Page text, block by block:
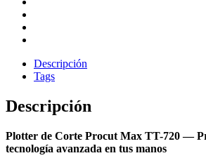
Descripción
Tags
Descripción
Plotter de Corte Procut Max TT-720 —
tecnología avanzada en tus manos